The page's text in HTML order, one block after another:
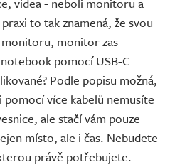
to tak znamená, že svou
monitor zas
pomocí USB-C
Podle popisu možná,
více kabelů nemusíte
ale stačí vám pouze
místo, ale i čas. Nebudete
právě potřebujete.